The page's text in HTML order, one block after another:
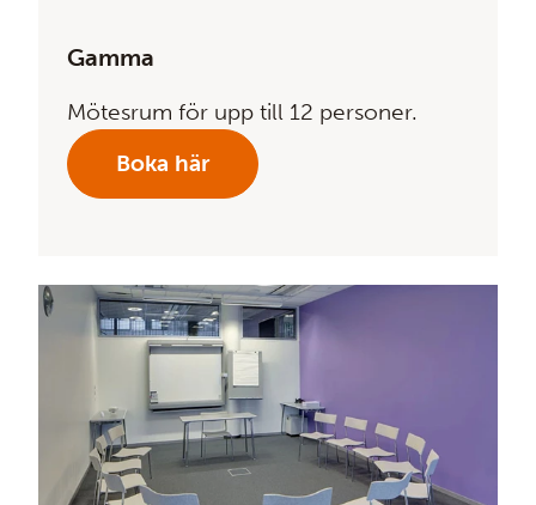
Gamma
Mötesrum för upp till 12 personer.
Boka här